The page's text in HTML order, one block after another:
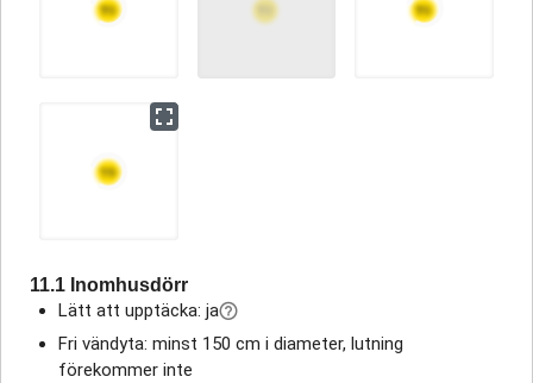
11.1 Inomhusdörr
Lätt att upptäcka: ja
Fri vändyta: minst 150 cm i diameter, lutning
förekommer inte